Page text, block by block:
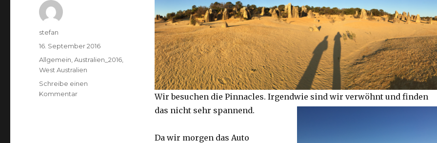
Wir besuchen die Pinnacles. Irgendwie sind wir verwöhnt und finden
das nicht sehr spannend.
Da wir morgen das Auto
Autor
stefan
Veröffentlicht
am
16. September 2016
Kategorien
Allgemein,Australien_2016,
West Australien
Schreibe einen
Kommentarzu